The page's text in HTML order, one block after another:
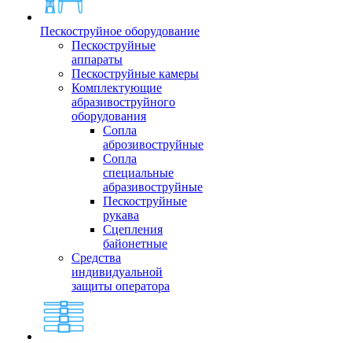
Пескоструйное оборудование
Пескоструйные
аппараты
Пескоструйные камеры
Комплектующие
абразивоструйного
оборудования
Сопла
аброзивоструйные
Сопла
специальные
абразивоструйные
Пескоструйные
рукава
Сцепления
байонетные
Средства
индивидуальной
защиты оператора